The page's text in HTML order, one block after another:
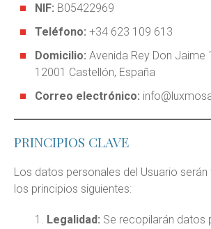
NIF: B05422969
Teléfono: +34 623 109 613
Domicilio: Avenida Rey Don Jaime
12001 Castellón, España
Correo electrónico:
PRINCIPIOS CLAVE
Los datos personales del Usuario
los principios siguientes:
Legalidad: Se recopilarán datos